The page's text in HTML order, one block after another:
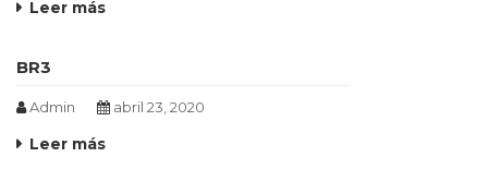
Leer más
BR3
Admin abril 23, 2020
Leer más